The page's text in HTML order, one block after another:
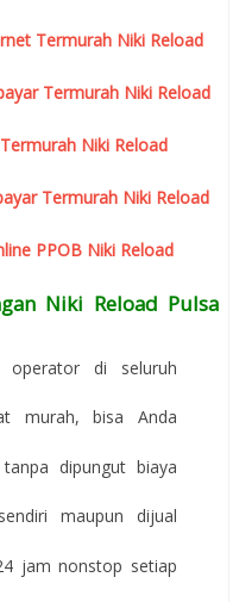
Termurah Niki Reload
Termurah Niki Reload
Niki Reload
Termurah Niki Reload
PPOB Niki Reload
Niki Reload Pulsa
di seluruh
murah, bisa Anda
dipungut biaya
maupun dijual
jam nonstop setiap